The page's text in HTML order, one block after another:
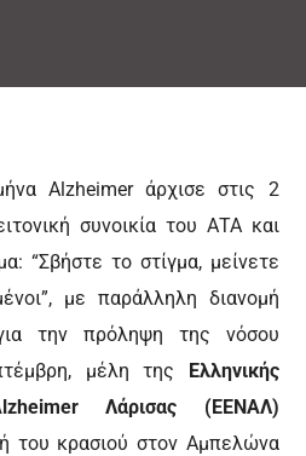
Alzheimer άρχισε στις 2
συνοικία του ΑΤΑ και
“Σβήστε το στίγμα, μείνετε
με παράλληλη διανομή
την πρόληψη της νόσου
μέλη της Ελληνικής
Λάρισας (ΕΕΝΑΛ)
του κρασιού στον Αμπελώνα